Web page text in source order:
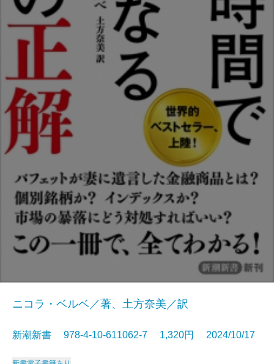
ニコラ・ベルベ／著、土方奈美／訳
新潮新書 978-4-10-611062-7 1,320円 2024/10/17